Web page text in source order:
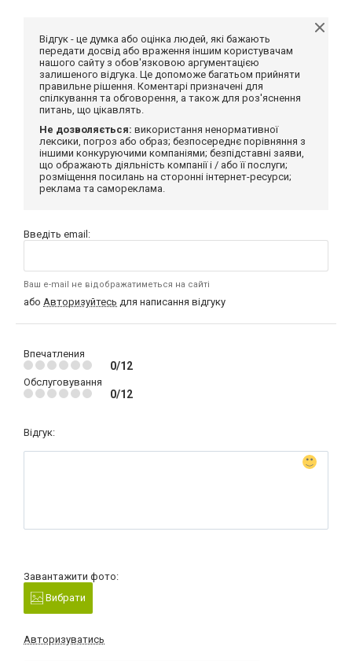
Відгук - це думка або оцінка людей, які бажають
передати досвід або враження іншим користувачам
нашого сайту з обов'язковою аргументацією
залишеного відгука. Це допоможе багатьом прийняти
правильне рішення. Коментарі призначені для
спілкування та обговорення, а також для роз'яснення
питань, що цікавлять.
Не дозволяється: використання ненормативної
лексики, погроз або образ; безпосереднє порівняння з
іншими конкуруючими компаніями; безпідставні заяви,
що ображають діяльність компанії і / або її послуги;
розміщення посилань на сторонні інтернет-ресурси;
реклама та самореклама.
Введіть email:
Ваш e-mail не відображатиметься на сайті
або Авторизуйтесь для написання відгуку
Впечатления
0/12
Обслуговування
0/12
Відгук:
Завантажити фото:
Вибрати
Авторизуватись